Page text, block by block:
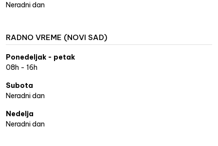
Neradni dan
RADNO VREME (NOVI SAD)
Ponedeljak - petak
08h - 16h
Subota
Neradni dan
Nedelja
Neradni dan